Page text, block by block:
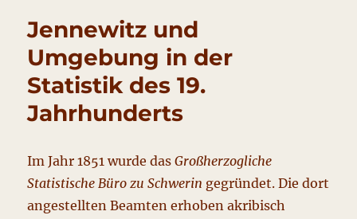
Jennewitz und
Umgebung in der
Statistik des 19.
Jahrhunderts
Im Jahr 1851 wurde dasGroßherzogliche
Statistische Büro zu Schwerin gegründet. Die dort
angestellten Beamten erhoben akribisch